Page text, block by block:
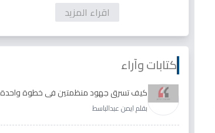
اقراء المزيد
كتابات وآراء
كيف تسرق جهود منظمتين في خطوة
الأجابة لدى رقية عبد الله الغولي وغدير طيره
بقلم ايمن عبدالباسط